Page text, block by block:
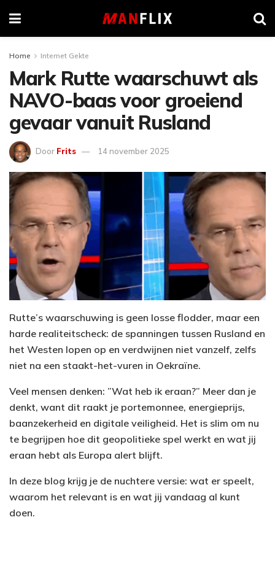
Home Internet Gekte
Mark Rutte waarschuwt als
NAVO-baas voor groeiend
gevaar vanuit Rusland
Door Frits 14 november 2025
Rutte’s waarschuwing is geen losse flodder, maar een
harde realiteitscheck: de spanningen tussen Rusland en
het Westen lopen op en verdwijnen niet vanzelf, zelfs
niet na een staakt-het-vuren in Oekraïne.
Veel mensen denken: ”Wat heb ik eraan?” Meer dan je
denkt, want dit raakt je portemonnee, energieprijs,
baanzekerheid en digitale veiligheid. Het is slim om nu
te begrijpen hoe dit geopolitieke spel werkt en wat jij
eraan hebt als Europa alert blijft.
In deze blog krijg je de nuchtere versie: wat er speelt,
waarom het relevant is en wat jij vandaag al kunt
doen.